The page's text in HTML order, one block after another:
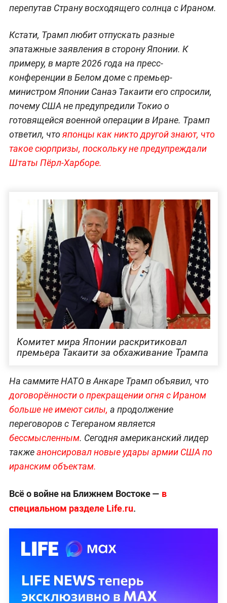
перепутав Страну восходящего солнца с Ираном.
Кстати, Трамп любит отпускать разные
эпатажные заявления в сторону Японии. К
примеру, в марте 2026 года на пресс-
конференции в Белом доме с премьер-
министром Японии Санаэ Такаити его спросили,
почему США не предупредили Токио о
готовящейся военной операции в Иране. Трамп
ответил, чтояпонцы как никто другой знают, что
такое сюрпризы, поскольку не предупреждали
Штаты Пёрл-Харборе.
Комитет мира Японии раскритиковал
премьера Такаити за обхаживание Трампа
На саммите НАТО в Анкаре Трамп объявил, что
договорённости о прекращении огня с Ираном
больше не имеют силы, а продолжение
переговоров с Тегераном является
бессмысленным. Сегодня американский лидер
такжеанонсировал новые удары армии США по
иранским объектам.
Всё о войне на Ближнем Востоке — в
специальном разделе Life.ru.